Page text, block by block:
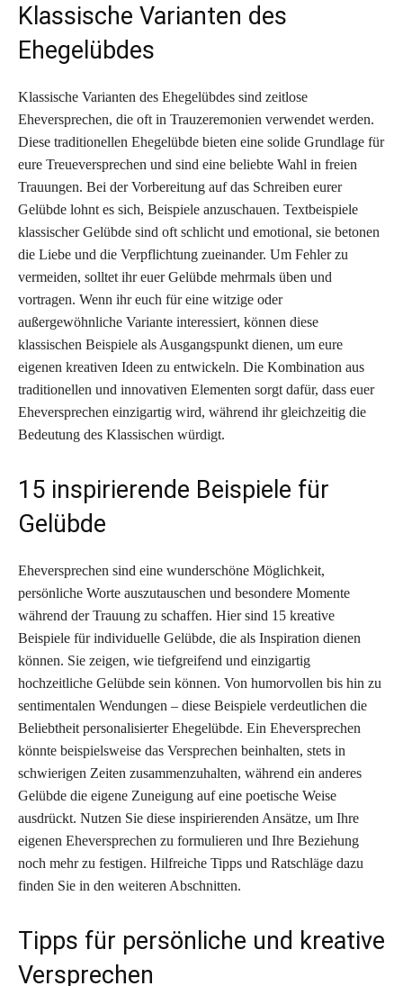
Klassische Varianten des
Ehegelübdes
Klassische Varianten des Ehegelübdes sind zeitlose
Eheversprechen, die oft in Trauzeremonien verwendet werden.
Diese traditionellen Ehegelübde bieten eine solide Grundlage für
eure Treueversprechen und sind eine beliebte Wahl in freien
Trauungen. Bei der Vorbereitung auf das Schreiben eurer
Gelübde lohnt es sich, Beispiele anzuschauen. Textbeispiele
klassischer Gelübde sind oft schlicht und emotional, sie betonen
die Liebe und die Verpflichtung zueinander. Um Fehler zu
vermeiden, solltet ihr euer Gelübde mehrmals üben und
vortragen. Wenn ihr euch für eine witzige oder
außergewöhnliche Variante interessiert, können diese
klassischen Beispiele als Ausgangspunkt dienen, um eure
eigenen kreativen Ideen zu entwickeln. Die Kombination aus
traditionellen und innovativen Elementen sorgt dafür, dass euer
Eheversprechen einzigartig wird, während ihr gleichzeitig die
Bedeutung des Klassischen würdigt.
15 inspirierende Beispiele für
Gelübde
Eheversprechen sind eine wunderschöne Möglichkeit,
persönliche Worte auszutauschen und besondere Momente
während der Trauung zu schaffen. Hier sind 15 kreative
Beispiele für individuelle Gelübde, die als Inspiration dienen
können. Sie zeigen, wie tiefgreifend und einzigartig
hochzeitliche Gelübde sein können. Von humorvollen bis hin zu
sentimentalen Wendungen – diese Beispiele verdeutlichen die
Beliebtheit personalisierter Ehegelübde. Ein Eheversprechen
könnte beispielsweise das Versprechen beinhalten, stets in
schwierigen Zeiten zusammenzuhalten, während ein anderes
Gelübde die eigene Zuneigung auf eine poetische Weise
ausdrückt. Nutzen Sie diese inspirierenden Ansätze, um Ihre
eigenen Eheversprechen zu formulieren und Ihre Beziehung
noch mehr zu festigen. Hilfreiche Tipps und Ratschläge dazu
finden Sie in den weiteren Abschnitten.
Tipps für persönliche und kreative
Versprechen